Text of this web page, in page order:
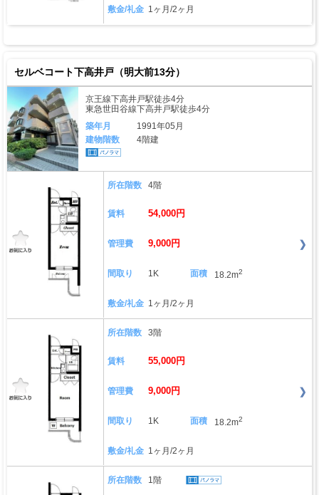
敷金/礼金 1ヶ月/2ヶ月
セルベコート下高井戸（明大前13分）
京王線下高井戸駅徒歩4分
東急世田谷線下高井戸駅徒歩4分
築年月
1991年05月
建物階数
4階建
所在階数 4階
賃料 54,000円
管理費 9,000円
間取り 1K 面積 18.2m2
敷金/礼金 1ヶ月/2ヶ月
所在階数 3階
賃料 55,000円
管理費 9,000円
間取り 1K 面積 18.2m2
敷金/礼金 1ヶ月/2ヶ月
所在階数 1階